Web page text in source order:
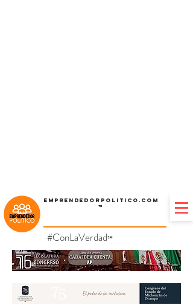
Emprendedorpolitico.com
™
#ConLaVerdad℠